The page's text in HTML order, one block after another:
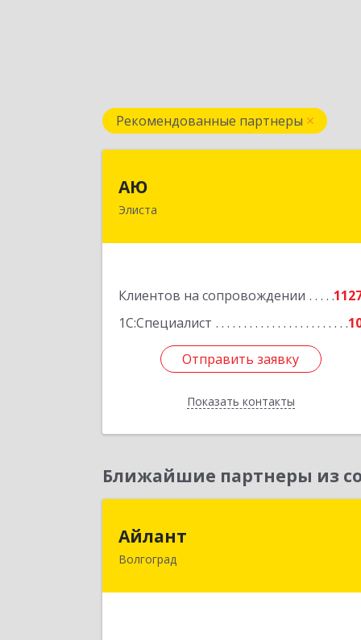
Рекомендованные партнеры
АЮ
Элиста
Клиентов на сопровождении
1С:Специалист
Отправить заявку
Показать контакты
358009, Калмыкия Респ, Элиста г,
Отправить заявку
Назад
Ближайшие партнеры из
Айлант
Волгоград
400001, Волгоградская обл, Волгоград